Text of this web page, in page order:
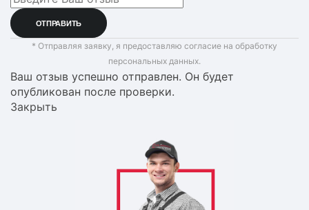
* Отправляя заявку, я предоставляю согласие на обработку
персональных данных.
Ваш отзыв успешно отправлен. Он будет
опубликован после проверки.
Закрыть